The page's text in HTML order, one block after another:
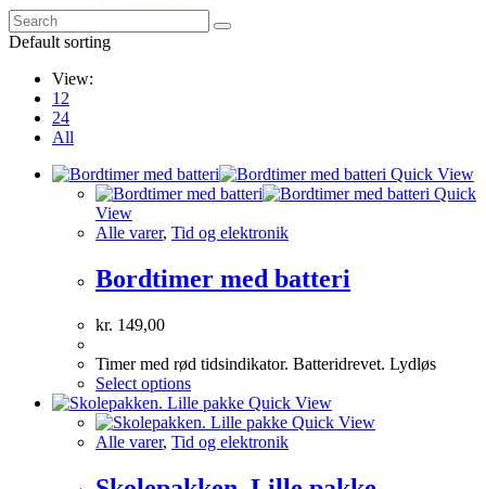
Default sorting
View:
12
24
All
Quick View
Quick
View
Alle varer, Tid og elektronik
Bordtimer med batteri
kr. 149,00
Timer med rød tidsindikator. Batteridrevet. Lydløs
Select optionsThis
product
has
multiple
The
Quick View
Quick View
Alle varer, Tid og elektronik